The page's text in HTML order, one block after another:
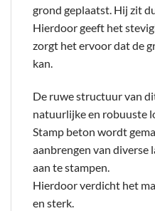
grond geplaatst. Hij zit
Hierdoor geeft het
zorgt het ervoor dat de
kan.
De ruwe structuur van
natuurlijke en robuuste
Stamp beton wordt
aanbrengen van diverse
aan te stampen.
Hierdoor verdicht het
en sterk.